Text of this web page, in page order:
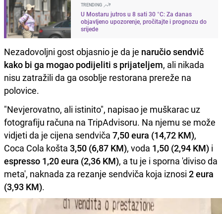
TRENDING
U Mostaru jutros u 8 sati 30 °C: Za danas
objavljeno upozorenje, pročitajte i prognozu do
srijede
Nezadovoljni gost objasnio je da je naručio sendvič
kako bi ga mogao podijeliti s prijateljem, ali nikada
nisu zatražili da ga osoblje restorana prereže na
polovice.
"Nevjerovatno, ali istinito", napisao je muškarac uz
fotografiju računa na TripAdvisoru. Na njemu se može
vidjeti da je cijena sendviča 7,50 eura (14,72 KM),
Coca Cola košta 3,50 (6,87 KM), voda 1,50 (2,94 KM) i
espresso 1,20 eura (2,36 KM), a tu je i sporna 'diviso da
meta', naknada za rezanje sendviča koja iznosi 2 eura
(3,93 KM).